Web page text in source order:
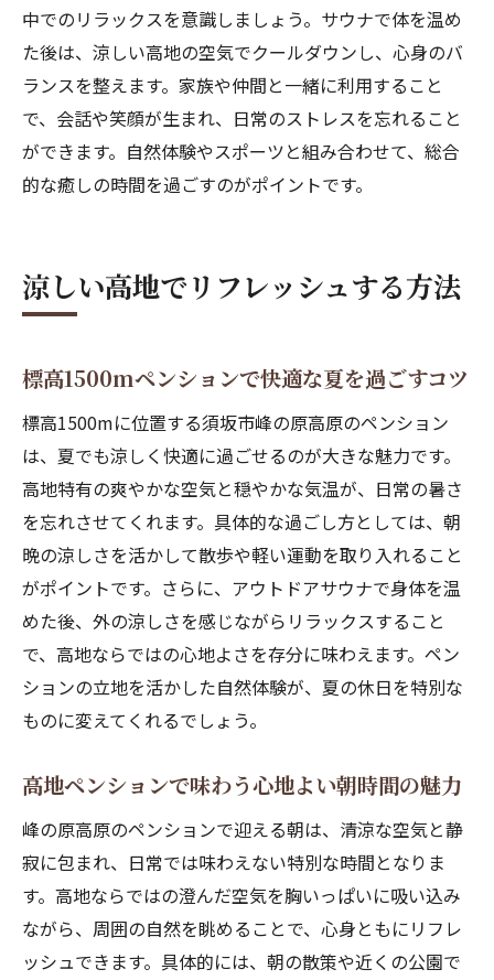
中でのリラックスを意識しましょう。サウナで体を温め
た後は、涼しい高地の空気でクールダウンし、心身のバ
ランスを整えます。家族や仲間と一緒に利用すること
で、会話や笑顔が生まれ、日常のストレスを忘れること
ができます。自然体験やスポーツと組み合わせて、総合
的な癒しの時間を過ごすのがポイントです。
涼しい高地でリフレッシュする方法
標高1500mペンションで快適な夏を過ごすコツ
標高1500mに位置する須坂市峰の原高原のペンション
は、夏でも涼しく快適に過ごせるのが大きな魅力です。
高地特有の爽やかな空気と穏やかな気温が、日常の暑さ
を忘れさせてくれます。具体的な過ごし方としては、朝
晩の涼しさを活かして散歩や軽い運動を取り入れること
がポイントです。さらに、アウトドアサウナで身体を温
めた後、外の涼しさを感じながらリラックスすること
で、高地ならではの心地よさを存分に味わえます。ペン
ションの立地を活かした自然体験が、夏の休日を特別な
ものに変えてくれるでしょう。
高地ペンションで味わう心地よい朝時間の魅力
峰の原高原のペンションで迎える朝は、清涼な空気と静
寂に包まれ、日常では味わえない特別な時間となりま
す。高地ならではの澄んだ空気を胸いっぱいに吸い込み
ながら、周囲の自然を眺めることで、心身ともにリフレ
ッシュできます。具体的には、朝の散策や近くの公園で